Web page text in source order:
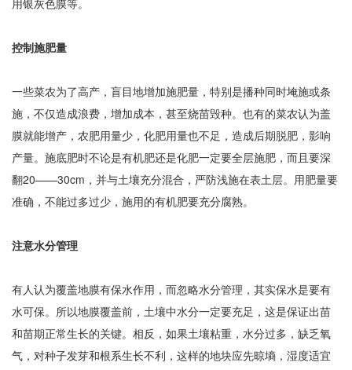
用银灰色膜等。
控制施肥量
一些菜农为了高产，盲目地增加施肥量，特别是播种同时埯施或条
施，不仅造成浪费，增加成本，甚至烧苗毁种。也有的菜农认为盖
膜就能增产，农肥用量少，化肥用量也不足，造成后期脱肥，影响
产量。施底肥时不论是有机肥还是化肥一定要全层施肥，而且要深
翻20——30cm，并与土壤充分混合，严防浅施在表土层。用肥量要
准确，不能过多过少，施用的有机肥要充分腐熟。
注意水分管理
有人认为覆盖地膜有保水作用，而忽略水分管理，其实保水是要有
水可保。所以地膜覆盖前，土壤中水分一定要充足，这是保证出苗
和苗期正常生长的关键。相反，如果土壤粘重，水分过多，缺乏氧
气，对种子发芽和根系生长不利，这样的地块应先晾墒，湿度适宜